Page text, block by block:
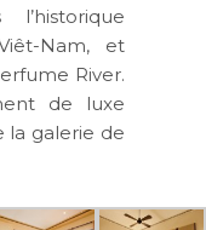
Nam, et
River.
de luxe
la galerie de